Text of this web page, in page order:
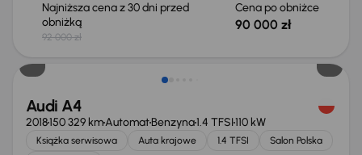
Najniższa cena z 30 dni przed
obniżką
92 000 zł
Cena po obniżce
90 000 zł
Taniej o 1 000 zł
Audi A4
2018150 329 kmAutomatBenzyna1.4 TFSI110 kW
Książka serwisowa Auta krajowe 1.4 TFSI
Salon Polska